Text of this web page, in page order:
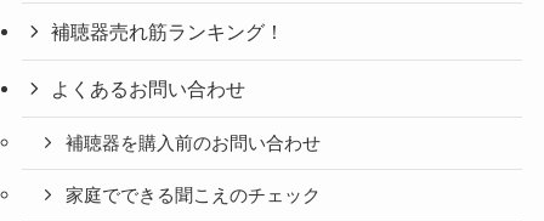
補聴器売れ筋ランキング！
よくあるお問い合わせ
補聴器を購入前のお問い合わせ
家庭でできる聞こえのチェック